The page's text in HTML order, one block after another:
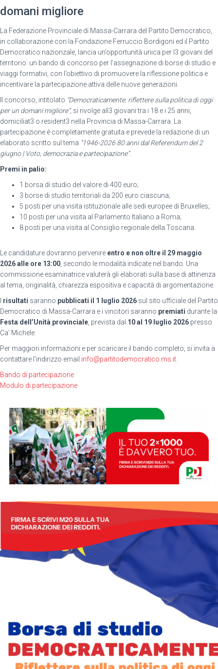
domani migliore
La Federazione Provinciale di Massa-Carrara del Partito Democratico,
in collaborazione con la Fondazione Ferruccio Bordigoni ed il Partito
Democratico nazionzale, lancia un’opportunità unica per l3 giovani del
territorio: un bando di concorso per l’assegnazione di borse di studio e
viaggi formativi, con l’obiettivo di promuovere la riflessione politica e
incentivare la partecipazione attiva delle nuove generazioni.
Il concorso, intitolato “Democraticamente: riflettere sulla politica di oggi
per un domani migliore”, si rivolge all3 giovani tra i 18 e i 25 anni,
domiciliat3 o resident3 nella Provincia di Massa-Carrara. La
partecipazione è completamente gratuita e prevede la redazione di un
elaborato scritto sul tema “1946-2026 80 anni dal Referendum del 2
giugno |Voto, democrazia e partecipazione“.
Premi in palio:
1 borsa di studio del valore di 400 euro;
3 borse di studio territoriali da 200 euro ciascuna;
5 posti per una visita istituzionale alle sedi europee di Bruxelles;
10 posti per una visita al Parlamento Italiano a Roma;
8 posti per una visita al Consiglio regionale della Toscana.
Le candidature dovranno pervenire entro e non oltre il 29 maggio
2026 alle ore 13:00 , secondo le modalità indicate nel bando. Una
commissione esaminatrice valuterà gli elaborati sulla base di attinenza
al tema, originalità, chiarezza espositiva e capacità di argomentazione.
risultati saranno pubblicati il 1 luglio 2026 sul sito ufficiale del Partito
Democratico di Massa-Carrara e i vincitori saranno premiati durante la
Festa dell’Unità provinciale , prevista dal 10 al 19 luglio 2026 presso
Ca’ Michele.
Per maggiori informazioni e per scaricare il bando completo, si invita a
contattare l’indirizzo email info@partitodemocratico.ms.it
Bando di partecipazione
Modulo di partecipazione